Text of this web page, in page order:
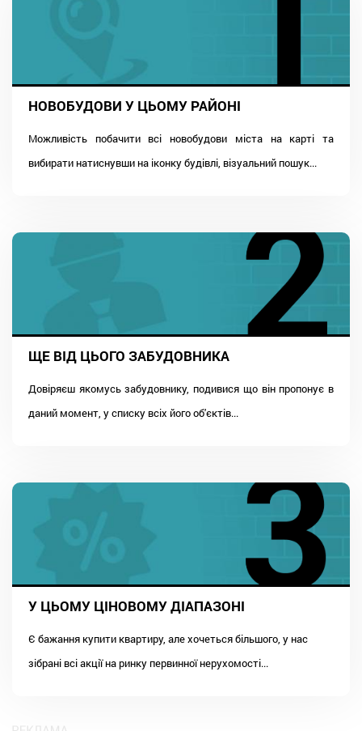
НОВОБУДОВИ У ЦЬОМУ РАЙОНІ
Можливість побачити всі новобудови міста на карті та
вибирати натиснувши на іконку будівлі, візуальний пошук...
ЩЕ ВІД ЦЬОГО ЗАБУДОВНИКА
Довіряєш якомусь забудовнику, подивися що він пропонує в
даний момент, у списку всіх його об'єктів...
У ЦЬОМУ ЦІНОВОМУ ДІАПАЗОНІ
Є бажання купити квартиру, але хочеться більшого, у нас
зібрані всі акції на ринку первинної нерухомості...